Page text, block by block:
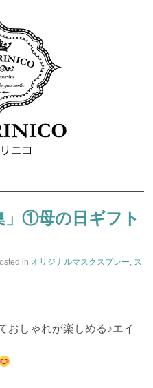
」①母の日ギフト
in オリジナルマスクスプレー, ス
おしゃれが楽しめる♪エイ